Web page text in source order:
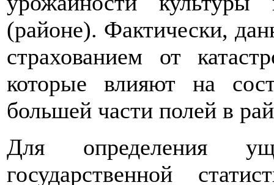
(районе). Фактически,
страхованием от
которые влияют на
большей части полей в
Для определения
государственной